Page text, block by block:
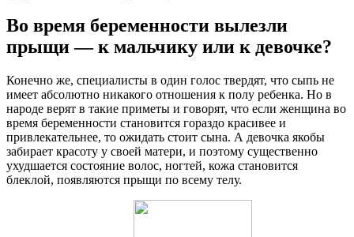
Во время беременности вылезли
прыщи — к мальчику или к девочке?
Конечно же, специалисты в один голос твердят, что сыпь не
имеет абсолютно никакого отношения к полу ребенка. Но в
народе верят в такие приметы и говорят, что если женщина во
время беременности становится гораздо красивее и
привлекательнее, то ожидать стоит сына. А девочка якобы
забирает красоту у своей матери, и поэтому существенно
ухудшается состояние волос, ногтей, кожа становится
блеклой, появляются прыщи по всему телу.